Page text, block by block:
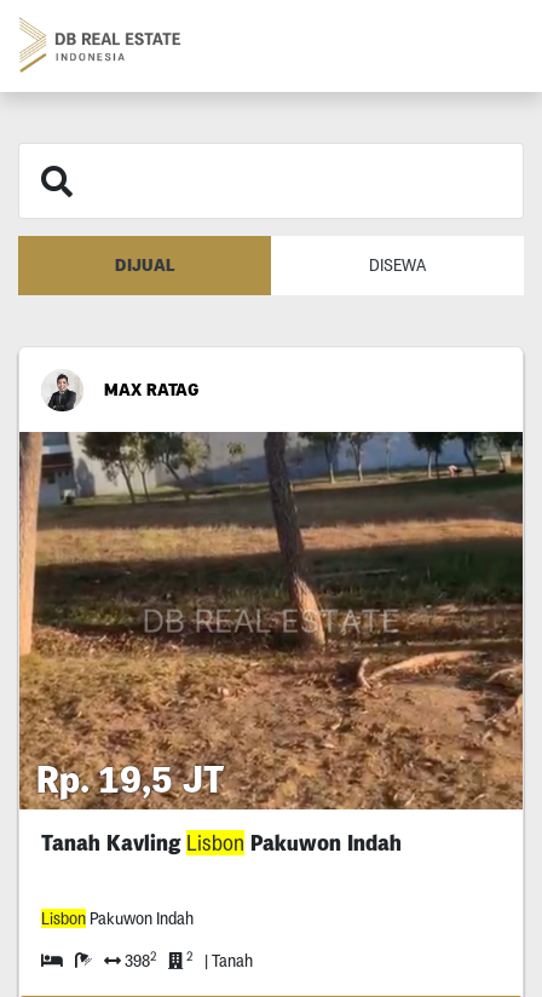
DIJUAL DISEWA
MAX RATAG
Rp. 19,5 JT
Tanah Kavling Lisbon Pakuwon Indah
LisbonPakuwon Indah
3982 2 | Tanah